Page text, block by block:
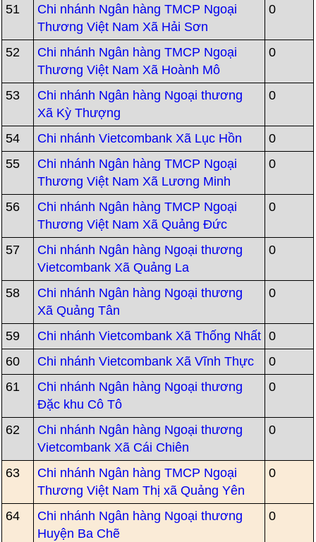
51
Chi nhánh Ngân hàng TMCP Ngoại
Thương Việt Nam Xã Hải Sơn
0
52
Chi nhánh Ngân hàng TMCP Ngoại
Thương Việt Nam Xã Hoành Mô
0
53
Chi nhánh Ngân hàng Ngoại thương
Xã Kỳ Thượng
0
54 Chi nhánh Vietcombank Xã Lục Hồn
0
55
Chi nhánh Ngân hàng TMCP Ngoại
Thương Việt Nam Xã Lương Minh
0
56
Chi nhánh Ngân hàng TMCP Ngoại
Thương Việt Nam Xã Quảng Đức
0
57
Chi nhánh Ngân hàng Ngoại thương
Vietcombank Xã Quảng La
0
58
Chi nhánh Ngân hàng Ngoại thương
Xã Quảng Tân
0
59 Chi nhánh Vietcombank Xã Thống Nhất 0
60
Chi nhánh Vietcombank Xã Vĩnh Thực
0
61
Chi nhánh Ngân hàng Ngoại thương
Đặc khu Cô Tô
0
62
Chi nhánh Ngân hàng Ngoại thương
Vietcombank Xã Cái Chiên
0
63
Chi nhánh Ngân hàng TMCP Ngoại
Thương Việt Nam Thị xã Quảng Yên
0
64
Chi nhánh Ngân hàng Ngoại thương
Huyện Ba Chẽ
0